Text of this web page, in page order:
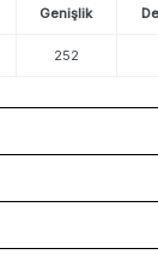
Genişlik
252